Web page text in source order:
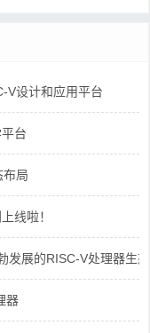
V设计和应用平台
台
布局
线啦！
展的RISC-V处理器生态
器